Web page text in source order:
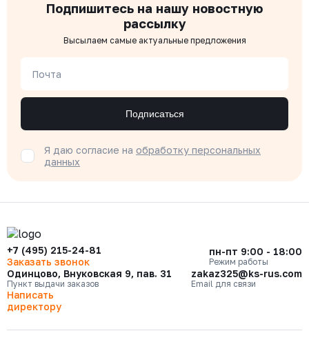
Подпишитесь на нашу новостную
рассылку
Высылаем самые актуальные предложения
Почта
Подписаться
Я даю согласие на обработку персональных
данных
+7 (495) 215-24-81
Заказать звонок
пн-пт 9:00 - 18:00
Режим работы
Одинцово, Внуковская 9, пав. 31
Пункт выдачи заказов
zakaz325@ks-rus.com
Email для связи
Написать
директору